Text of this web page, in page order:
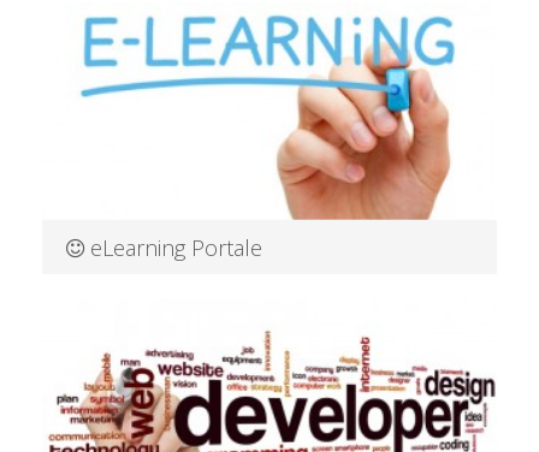
Mehr Informationen
eLearning Portale
Mehr Informationen